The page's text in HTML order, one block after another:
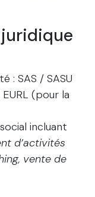
: SAS / SASU
(pour la
incluant
d’activités
vente de